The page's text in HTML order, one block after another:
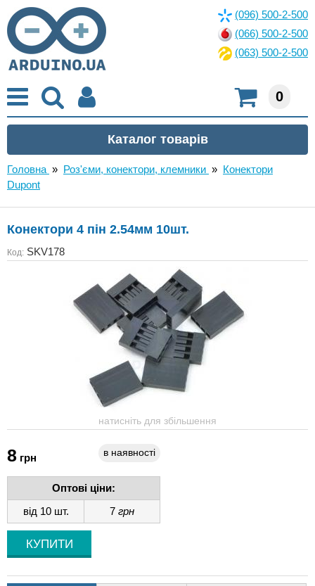
(096) 500-2-500
(066) 500-2-500
(063) 500-2-500
0
Головна » Роз'єми, конектори, клемники » Конектори
Dupont
Конектори 4 пін 2.54мм 10шт.
Код: SKV178
натисніть для збільшення
8 грн в наявності
Оптові ціни:
від 10 шт.
7 грн